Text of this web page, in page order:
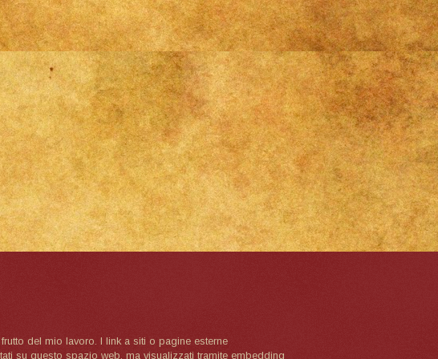
del mio lavoro. I link a siti o pagine esterne
su questo spazio web, ma visualizzati tramite embedding